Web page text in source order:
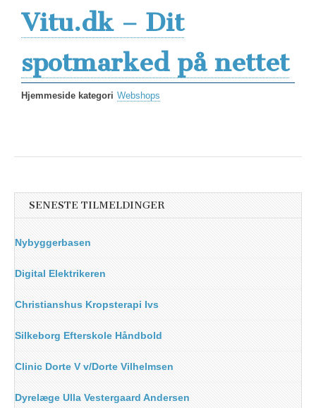
Vitu.dk – Dit
spotmarked på nettet
Hjemmeside kategori Webshops
SENESTE TILMELDINGER
Nybyggerbasen
Digital Elektrikeren
Christianshus Kropsterapi Ivs
Silkeborg Efterskole Håndbold
Clinic Dorte V v/Dorte Vilhelmsen
Dyrelæge Ulla Vestergaard Andersen